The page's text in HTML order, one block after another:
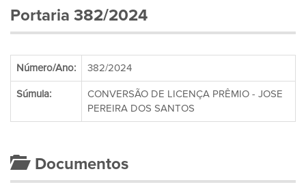
Portaria 382/2024
Número/Ano: 382/2024
Súmula:
CONVERSÃO DE LICENÇA PRÊMIO - JOSE
PEREIRA DOS SANTOS
Documentos